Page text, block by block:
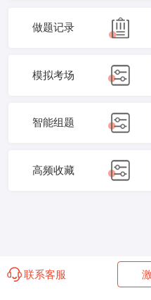
做题记录
模拟考场
智能组题
高频收藏
联系客服